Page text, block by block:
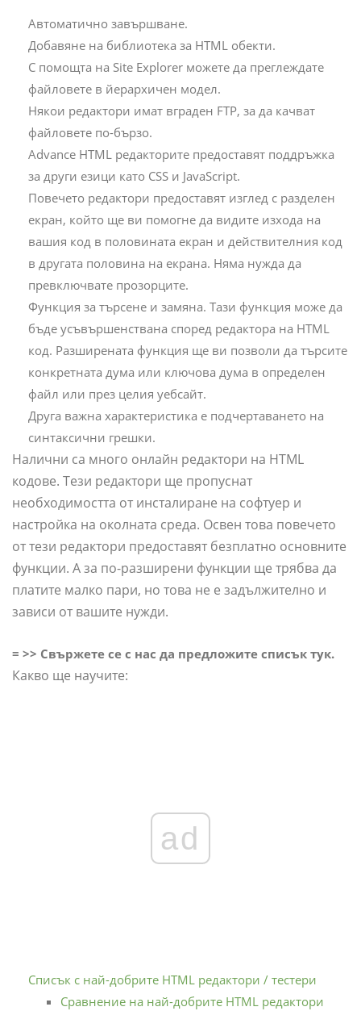
Автоматично завършване.
Добавяне на библиотека за HTML обекти.
С помощта на Site Explorer можете да преглеждате
файловете в йерархичен модел.
Някои редактори имат вграден FTP, за да качват
файловете по-бързо.
Advance HTML редакторите предоставят поддръжка
за други езици като CSS и JavaScript.
Повечето редактори предоставят изглед с разделен
екран, който ще ви помогне да видите изхода на
вашия код в половината екран и действителния код
в другата половина на екрана. Няма нужда да
превключвате прозорците.
Функция за търсене и замяна. Тази функция може да
бъде усъвършенствана според редактора на HTML
код. Разширената функция ще ви позволи да търсите
конкретната дума или ключова дума в определен
файл или през целия уебсайт.
Друга важна характеристика е подчертаването на
синтаксични грешки.
Налични са много онлайн редактори на HTML
кодове. Тези редактори ще пропуснат
необходимостта от инсталиране на софтуер и
настройка на околната среда. Освен това повечето
от тези редактори предоставят безплатно основните
функции. А за по-разширени функции ще трябва да
платите малко пари, но това не е задължително и
зависи от вашите нужди.
= >> Свържете се с нас да предложите списък тук.
Какво ще научите:
ad
Списък с най-добрите HTML редактори / тестери
Сравнение на най-добрите HTML редактори